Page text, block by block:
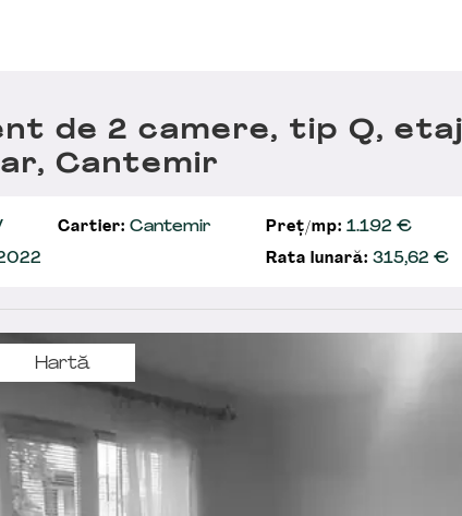
Hartă
de 2 camere, tip Q, etaj
Cantemir
Cartier: Cantemir Preț/mp: 1.192 €
Rata lunară:315,62 €